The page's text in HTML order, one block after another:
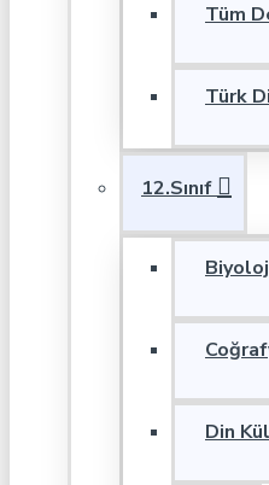
Tüm
Türk
12.Sınıf
Din